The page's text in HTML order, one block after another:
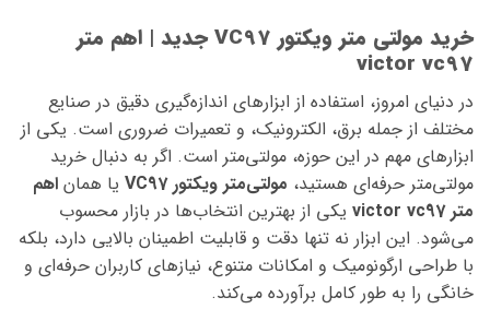
خرید مولتی‌ متر ویکتور VC97 جدید | اهم متر
victor vc97
در دنیای امروز، استفاده از ابزارهای اندازه‌گیری دقیق در صنایع
مختلف از جمله برق، الکترونیک، و تعمیرات ضروری است. یکی از
ابزارهای مهم در این حوزه، مولتی‌متر است. اگر به دنبال خرید
مولتی‌متر حرفه‌ای هستید، مولتی‌متر ویکتور VC97 یا همان اهم
متر victor vc97
یکی از بهترین انتخاب‌ها در بازار محسوب
می‌شود. این ابزار نه تنها دقت و قابلیت اطمینان بالایی دارد، بلکه
با طراحی ارگونومیک و امکانات متنوع، نیازهای کاربران حرفه‌ای و
خانگی را به طور کامل برآورده می‌کند.